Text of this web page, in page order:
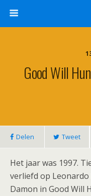
Good Will
Delen Tweet
Het jaar was 1997.
verliefd op
Damon in Good Will